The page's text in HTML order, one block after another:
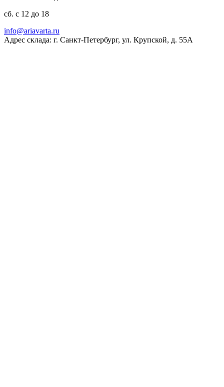
сб. с 12 до 18
ur.atravaira@ofni
Адрес склада: г. Санкт-Петербург, ул. Крупской, д. 55А